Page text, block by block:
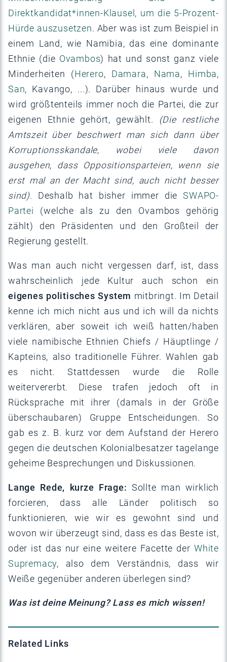
Direktkandidat*innen-Klausel, um die 5-Prozent-
Hürde auszusetzen. Aber was ist zum Beispiel in
einem Land, wie Namibia, das eine dominante
Ethnie (die Ovambos) hat und sonst ganz viele
Minderheiten ( Herero, Damara, Nama, Himba,
San, Kavango, ...). Darüber hinaus wurde und
wird größtenteils immer noch die Partei, die zur
eigenen Ethnie gehört, gewählt.
(Die restliche
Amtszeit über beschwert man sich dann über
Korruptionsskandale, wobei viele davon
ausgehen, dass Oppositionsparteien, wenn sie
erst mal an der Macht sind, auch nicht besser
sind). Deshalb hat bisher immer dieSWAPO-
Partei (welche als zu den Ovambos gehörig
zählt) den Präsidenten und den Großteil der
Regierung gestellt.
Was man auch nicht vergessen darf, ist, dass
wahrscheinlich jede Kultur auch schon ein
eigenes politisches System mitbringt. Im Detail
kenne ich mich nicht aus und ich will da nichts
verklären, aber soweit ich weiß hatten/haben
viele namibische Ethnien Chiefs / Häuptlinge /
Kapteins, also traditionelle Führer. Wahlen gab
es nicht. Stattdessen wurde die Rolle
weitervererbt. Diese trafen jedoch oft in
Rücksprache mit ihrer (damals in der Größe
überschaubaren) Gruppe Entscheidungen. So
gab es z. B. kurz vor dem Aufstand der Herero
gegen die deutschen Kolonialbesatzer tagelange
geheime Besprechungen und Diskussionen.
Lange Rede, kurze Frage: Sollte man wirklich
forcieren, dass alle Länder politisch so
funktionieren, wie wir es gewohnt sind und
wovon wir überzeugt sind, dass es das Beste ist,
oder ist das nur eine weitere Facette der White
Supremacy, also dem Verständnis, dass wir
Weiße gegenüber anderen überlegen sind?
Was ist deine Meinung? Lass es mich wissen!
Related Links